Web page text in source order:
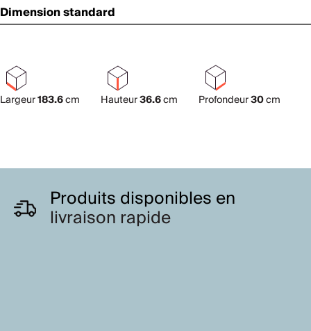
Dimension standard
Largeur183.6cm Hauteur36.6cm Profondeur30cm
Produits disponibles en
livraison rapide